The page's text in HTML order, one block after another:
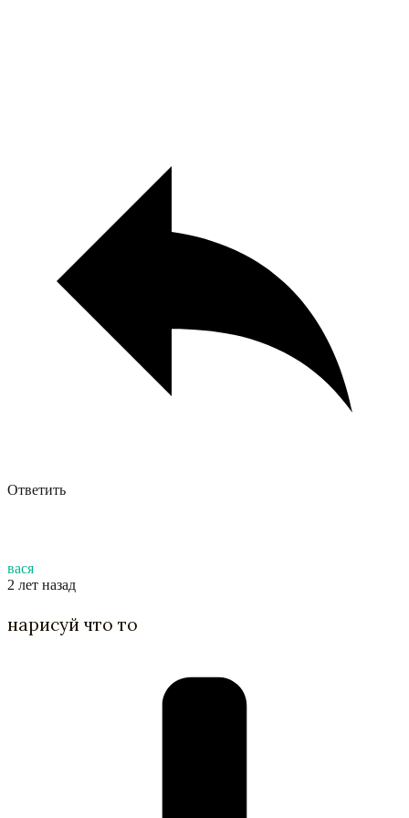
Ответить
вася
2 лет назад
нарисуй что то